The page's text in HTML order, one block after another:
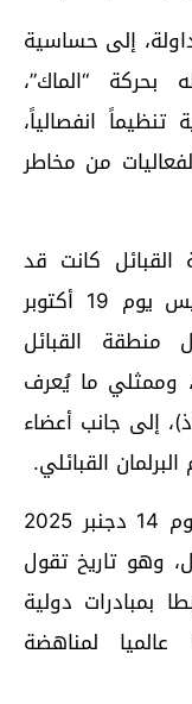
إلى حساسية
بحركة “الماك”،
انفصالياً،
من مخاطر
كانت قد
أعلنت، خلال مؤتمر عقدته في باريس يوم 19 أكتوبر
منطقة القبائل
وممثلي ما يُعرف
إلى جانب أعضاء
القبائلي.
وخلال ذلك المؤتمر، حددت الحركة يوم 14 دجنبر 2025
وهو تاريخ تقول
بمبادرات دولية
لمناهضة